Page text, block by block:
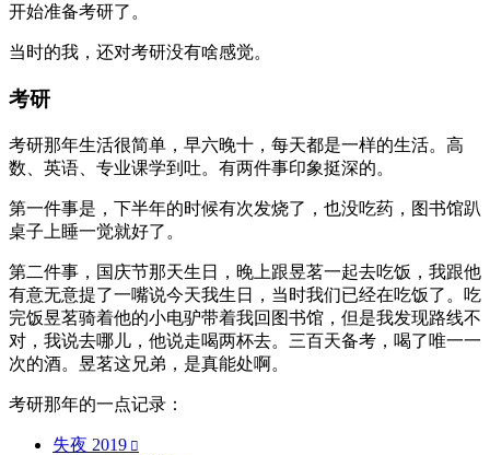
开始准备考研了。
当时的我，还对考研没有啥感觉。
考研
考研那年生活很简单，早六晚十，每天都是一样的生活。高
数、英语、专业课学到吐。有两件事印象挺深的。
第一件事是，下半年的时候有次发烧了，也没吃药，图书馆趴
桌子上睡一觉就好了。
第二件事，国庆节那天生日，晚上跟昱茗一起去吃饭，我跟他
有意无意提了一嘴说今天我生日，当时我们已经在吃饭了。吃
完饭昱茗骑着他的小电驴带着我回图书馆，但是我发现路线不
对，我说去哪儿，他说走喝两杯去。三百天备考，喝了唯一一
次的酒。昱茗这兄弟，是真能处啊。
考研那年的一点记录：
失夜 2019